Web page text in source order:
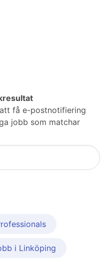
få e-postnotifiering
jobb som matchar
i Linköping